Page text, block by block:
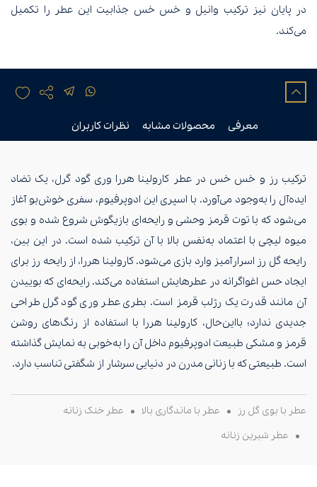
در پایان نیز ترکیب وانیل و خس خس جذابیت این عطر را تکمیل
می‌کند.
معرفی محصولات مشابه نظرات کاربران
ترکیب رز و خس خس در عطر کارولینا هررا وری گود گرل، یک تضاد
ایده‌آل را به‌وجود می‌آورد. با اسپری این ادوپرفیوم، سفری خوش‌بو آغاز
می‌شود که با توت قرمز وحشی و رایحه‌ای بازیگوش شروع شده و بوی
میوه لیچی با اعتماد به‌نفس بالا با آن ترکیب شده است. در این بین،
رایحه گل رز اسرار‌آمیز وارد بازی می‌شود. کارولینا هررا، از رایحه رز برای
ایجاد حس اغواگرانه در عطر‌هایش استفاده می‌کند. رایحه‌ای که بوییدن
آن مانند قدرت یک رژلب قرمز است. بطری عطر وری گود گرل طراحی
جدیدی ندارد؛ با‌این‌حال، کارولینا هررا با استفاده از رنگ‌های روشن
قرمز و مشکی طبیعت ادوپرفیوم داخل آن را به‌خوبی به نمایش گذاشته‌
است. طبیعتی که با زنانی مدرن در دنیایی سرشار از شگفتی تناسب دارد.
عطر با بوی گل رز عطر با ماندگاری بالا
عطر خنک زنانه
عطر شیرین زنانه